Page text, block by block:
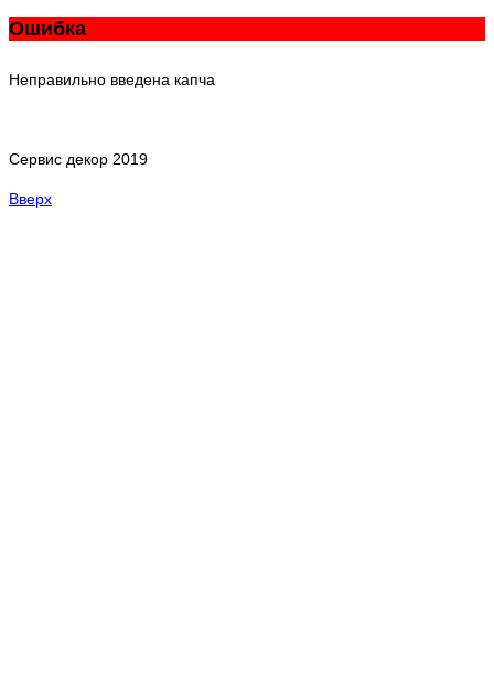
Ошибка
Неправильно введена капча
Сервис декор 2019
Вверх